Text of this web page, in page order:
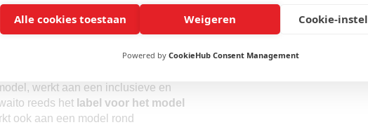
Alle cookies toestaan Weigeren Cookie-
Powered by CookieHub Consent Management
en zich het
label Kwaito-
aan dat je volgens
werkt aan een inclusieve en
reeds het label voor het model
ook aan een model rond